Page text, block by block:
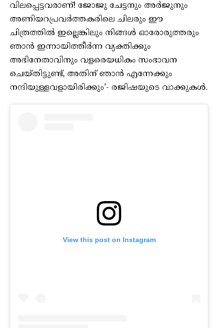
വിലപ്പെട്ടവരാണ്! ജോജു ചേട്ടനും അർജുനും
അണിയറപ്രവർത്തകരിലെ ചിലരും ഈ
ചിത്രത്തിൽ ഇല്ലെങ്കിലും നിങ്ങൾ ഓരോരുത്തരും
ഞാൻ ഇന്നായിത്തീർന്ന വ്യക്തിക്കും
അഭിനേതാവിനും വളരെയധികം സംഭാവന
ചെയ്തിട്ടുണ്ട്, അതിന് ഞാൻ എന്നേക്കും
നന്ദിയുള്ളവളായിരിക്കും’- രജിഷയുടെ വാക്കുകൾ.
View this post on Instagram